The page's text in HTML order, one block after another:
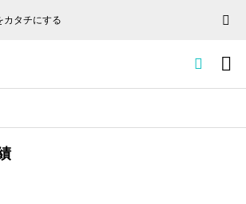
カタチにする
